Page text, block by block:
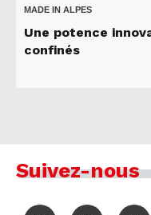
MADE IN ALPES
Une potence
confinés
Suivez-nous